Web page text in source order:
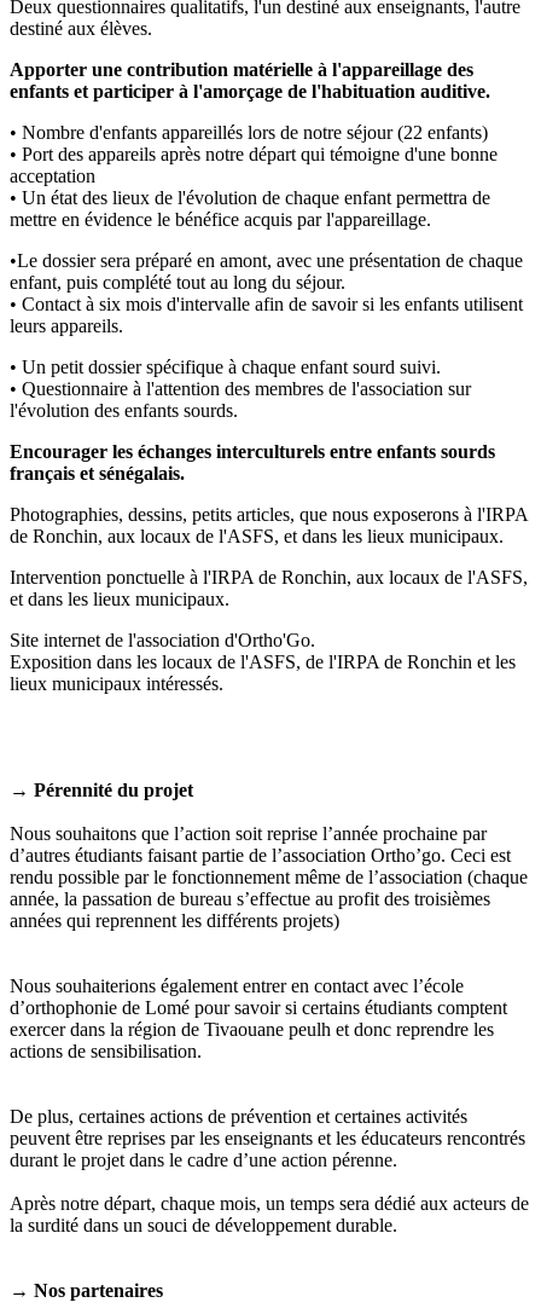
Deux questionnaires qualitatifs, l'un destiné aux enseignants, l'autre
destiné aux élèves.
Apporter une contribution matérielle à l'appareillage des
enfants et participer à l'amorçage de l'habituation auditive.
• Nombre d'enfants appareillés lors de notre séjour (22 enfants)
• Port des appareils après notre départ qui témoigne d'une bonne
acceptation
• Un état des lieux de l'évolution de chaque enfant permettra de
mettre en évidence le bénéfice acquis par l'appareillage.
•Le dossier sera préparé en amont, avec une présentation de chaque
enfant, puis complété tout au long du séjour.
• Contact à six mois d'intervalle afin de savoir si les enfants utilisent
leurs appareils.
• Un petit dossier spécifique à chaque enfant sourd suivi.
• Questionnaire à l'attention des membres de l'association sur
l'évolution des enfants sourds.
Encourager les échanges interculturels entre enfants sourds
français et sénégalais.
Photographies, dessins, petits articles, que nous exposerons à l'IRPA
de Ronchin, aux locaux de l'ASFS, et dans les lieux municipaux.
Intervention ponctuelle à l'IRPA de Ronchin, aux locaux de l'ASFS,
et dans les lieux municipaux.
Site internet de l'association d'Ortho'Go.
Exposition dans les locaux de l'ASFS, de l'IRPA de Ronchin et les
lieux municipaux intéressés.
→ Pérennité du projet
Nous souhaitons que l’action soit reprise l’année prochaine par
d’autres étudiants faisant partie de l’association Ortho’go. Ceci est
rendu possible par le fonctionnement même de l’association (chaque
année, la passation de bureau s’effectue au profit des troisièmes
années qui reprennent les différents projets)
Nous souhaiterions également entrer en contact avec l’école
d’orthophonie de Lomé pour savoir si certains étudiants comptent
exercer dans la région de Tivaouane peulh et donc reprendre les
actions de sensibilisation.
De plus, certaines actions de prévention et certaines activités
peuvent être reprises par les enseignants et les éducateurs rencontrés
durant le projet dans le cadre d’une action pérenne.
Après notre départ, chaque mois, un temps sera dédié aux acteurs de
la surdité dans un souci de développement durable.
→ Nos partenaires